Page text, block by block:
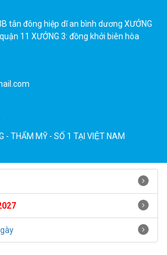
tủ
tân đông hiệp dĩ an bình dương XƯỞNG
11 XƯỞNG 3: đồng khởi biên hòa
- THẨM MỸ - SỐ 1 TẠI VIỆT NAM